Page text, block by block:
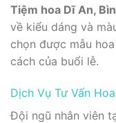
Tiệm hoa Dĩ An,
về kiểu dáng và
chọn được mẫu
cách của buổi lễ.
Dịch Vụ Tư Vấn
Đội ngũ nhân viên